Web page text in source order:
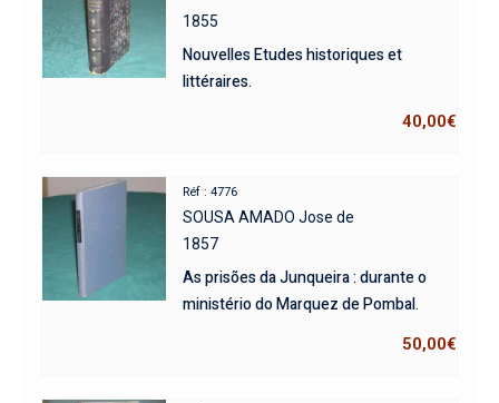
1855
Nouvelles Etudes historiques et
littéraires.
40,00€
Réf : 4776
SOUSA AMADO Jose de
1857
As prisões da Junqueira : durante o
ministério do Marquez de Pombal.
50,00€